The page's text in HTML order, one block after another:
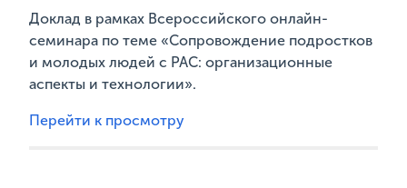
Доклад в рамках Всероссийского онлайн-
семинара по теме «Сопровождение подростков
и молодых людей с РАС: организационные
аспекты и технологии».
Перейти к просмотру